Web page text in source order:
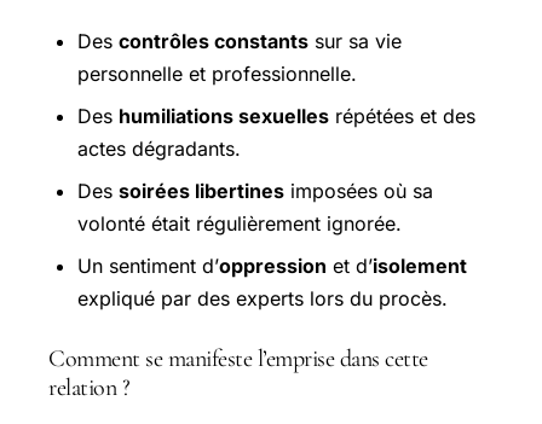
Des contrôles constants sur sa vie
personnelle et professionnelle.
Des humiliations sexuelles répétées et des
actes dégradants.
Des soirées libertines imposées où sa
volonté était régulièrement ignorée.
Un sentiment d’oppression et d’isolement
expliqué par des experts lors du procès.
Comment se manifeste l’emprise dans cette
relation ?